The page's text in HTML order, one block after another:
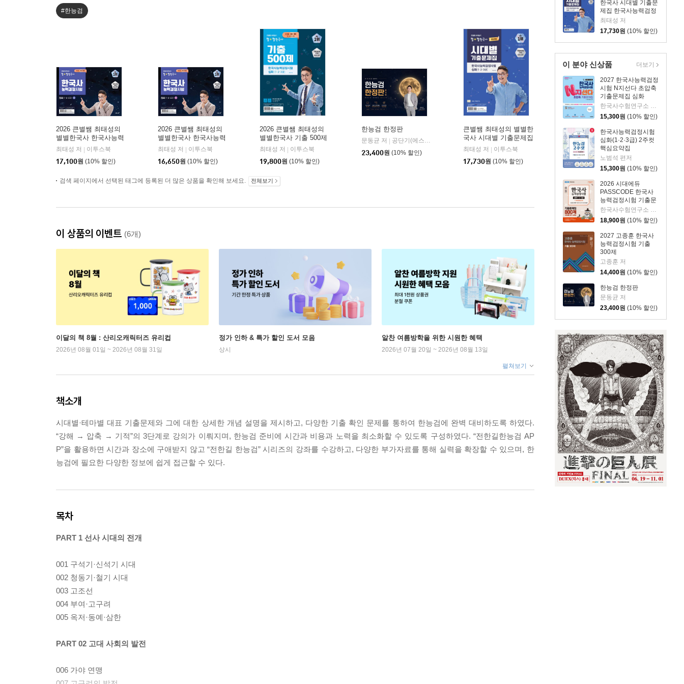
한국사 시대별 기출문
제집 한국사능력검정
시험 심화(1,2,3급)
최태성 저
17,730원 (10% 할인)
이 분야 신상품
2027 한국사능력검정
시험 N지선다 초압축
기출문제집 심화
(1·2·3급)
한국사수험연구소 편저
15,300원 (10% 할인)
한국사능력검정시험
심화(1·2·3급) 2주컷
핵심요약집
노범석 편저
15,300원 (10% 할인)
2026 시대에듀
PASSCODE 한국사
능력검정시험 기출문
제집 800제 16회분
(78~63회) 심화(1·2·3
급)+ 무료 동영상 강
의
한국사수험연구소 편저
18,900원 (10% 할인)
2027 고종훈 한국사
능력검정시험 기출
300제
고종훈 저
14,400원 (10% 할인)
한능검 한정판
문동균 저
23,400원 (10% 할인)
더보기
#한능검
2026 큰별쌤 최태성의
별별한국사 한국사능력
검정시험 심화(1,2,3급)
최태성 저
이투스북
17,100원 (10% 할인)
2026 큰별쌤 최태성의
별별한국사 한국사능력
검정시험 심화(1,2,3급)
최태성 저
이투스북
16,650원 (10% 할인)
2026 큰별쌤 최태성의
별별한국사 기출 500제
한국사능력검정시험 심
화(1,2,3급)
최태성 저
이투스북
19,800원 (10% 할인)
한능검 한정판
문동균 저
공단기(에스티유니타스)
23,400원 (10% 할인)
큰별쌤 최태성의 별별한
국사 시대별 기출문제집
한국사능력검정시험 심
화(1,2,3급)
최태성 저
이투스북
17,730원 (10% 할인)
검색 페이지에서 선택된 태그에 등록된 더 많은 상품을 확인해 보세요. 전체보기
이 상품의 이벤트 (6개)
이달의 책 8월 : 산리오캐릭터즈 유리컵
2026년 08월 01일 ~ 2026년 08월 31일
정가 인하 & 특가 할인 도서 모음
상시
알찬 여름방학을 위한 시원한 혜택
2026년 07월 20일 ~ 2026년 08월 13일
펼쳐보기
책소개
시대별·테마별 대표 기출문제와 그에 대한 상세한 개념 설명을 제시하고, 다양한 기출 확인 문제를 통하여 한능검에 완벽 대비하도록 하였다.
“강해 → 압축 → 기적”의 3단계로 강의가 이뤄지며, 한능검 준비에 시간과 비용과 노력을 최소화할 수 있도록 구성하였다. “전한길한능검 AP
P”을 활용하면 시간과 장소에 구애받지 않고 “전한길 한능검” 시리즈의 강좌를 수강하고, 다양한 부가자료를 통해 실력을 확장할 수 있으며, 한
능검에 필요한 다양한 정보에 쉽게 접근할 수 있다.
목차
PART 1 선사 시대의 전개
001 구석기·신석기 시대
002 청동기·철기 시대
003 고조선
004 부여·고구려
005 옥저·동예·삼한
PART 02 고대 사회의 발전
006 가야 연맹